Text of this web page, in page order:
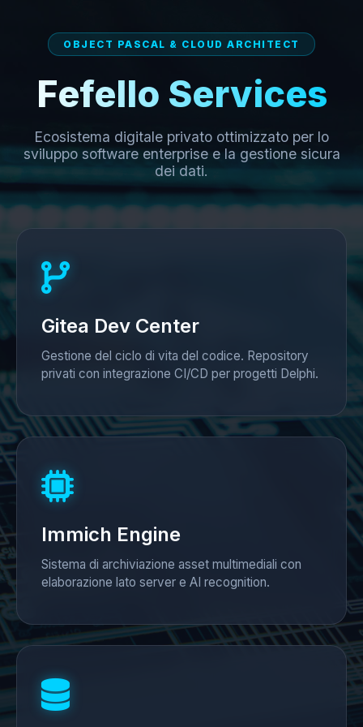
OBJECT PASCAL & CLOUD ARCHITECT
Fefello Services
Ecosistema digitale privato ottimizzato per lo
sviluppo software enterprise e la gestione sicura
dei dati.
Gitea Dev Center
Gestione del ciclo di vita del codice. Repository
privati con integrazione CI/CD per progetti Delphi.
Immich Engine
Sistema di archiviazione asset multimediali con
elaborazione lato server e AI recognition.